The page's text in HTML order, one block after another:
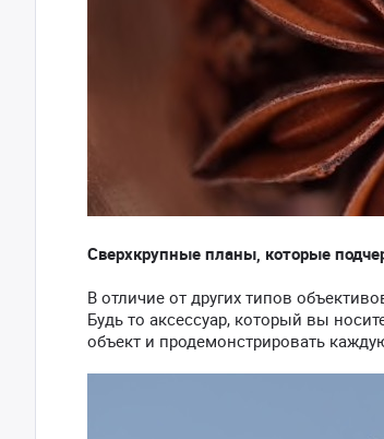
Сверхкрупные планы, которые
В отличие от других типов
Будь то аксессуар, который вы
объект и продемонстрировать